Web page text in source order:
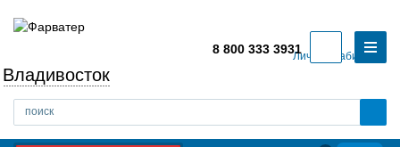
Личный кабинет
Владивосток
8 800 333 3931